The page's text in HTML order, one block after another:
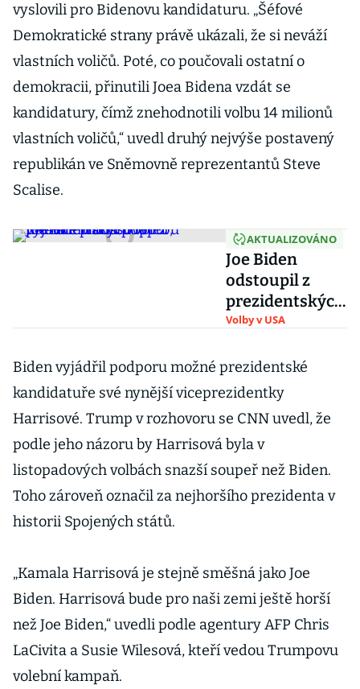
vyslovili pro Bidenovu kandidaturu. „Šéfové
Demokratické strany právě ukázali, že si neváží
vlastních voličů. Poté, co poučovali ostatní o
demokracii, přinutili Joea Bidena vzdát se
kandidatury, čímž znehodnotili volbu 14 milionů
vlastních voličů,“ uvedl druhý nejvýše postavený
republikán ve Sněmovně reprezentantů Steve
Scalise.
AKTUALIZOVÁNO
Joe Biden
odstoupil z
prezidentských
voleb, vyjádřil
Kamale
Harrisové
Volby v USA
Biden vyjádřil podporu možné prezidentské
kandidatuře své nynější viceprezidentky
Harrisové. Trump v rozhovoru se CNN uvedl, že
podle jeho názoru by Harrisová byla v
listopadových volbách snazší soupeř než Biden.
Toho zároveň označil za nejhoršího prezidenta v
historii Spojených států.
„Kamala Harrisová je stejně směšná jako Joe
Biden. Harrisová bude pro naši zemi ještě horší
než Joe Biden,“ uvedli podle agentury AFP Chris
LaCivita a Susie Wilesová, kteří vedou Trumpovu
volební kampaň.